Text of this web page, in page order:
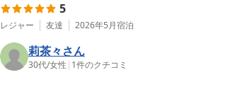
5
レジャー 友達 2026年5月宿泊
莉茶々さん
30代/女性 | 1件のクチコミ